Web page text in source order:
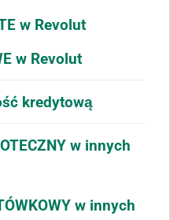
w Revolut
w Revolut
kredytową
w innych
w innych